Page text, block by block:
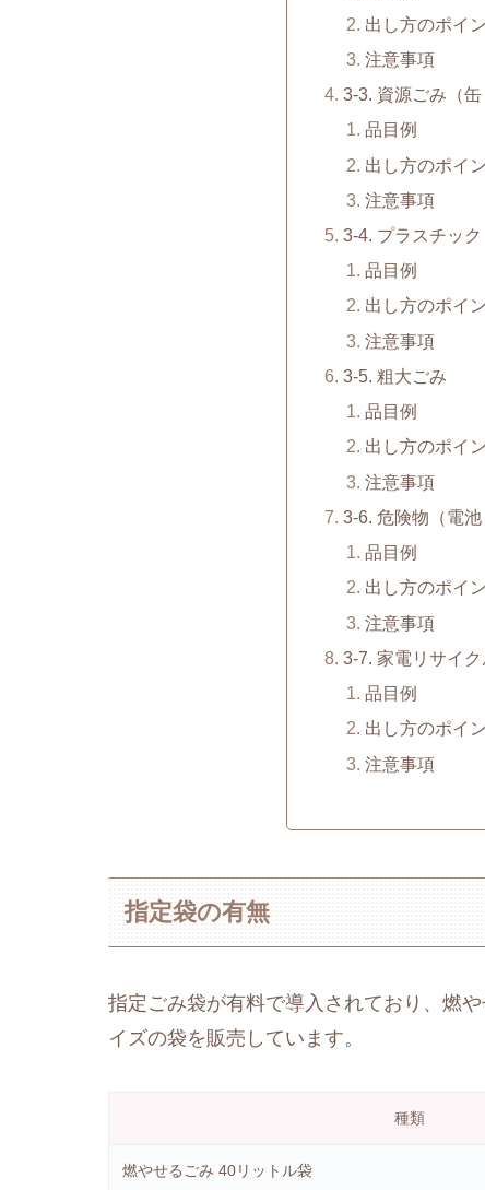
出し方のポイ
注意事項
3-3. 資源ごみ（
品目例
出し方のポイ
注意事項
3-4. プラスチック
品目例
出し方のポイ
注意事項
3-5. 粗大ごみ
品目例
出し方のポイ
注意事項
3-6. 危険物（電池
品目例
出し方のポイ
注意事項
3-7. 家電リサイク
品目例
出し方のポイ
注意事項
指定袋の有無
指定ごみ袋が有料で導入されており、燃
イズの袋を販売しています。
種類
燃やせるごみ 40リットル袋